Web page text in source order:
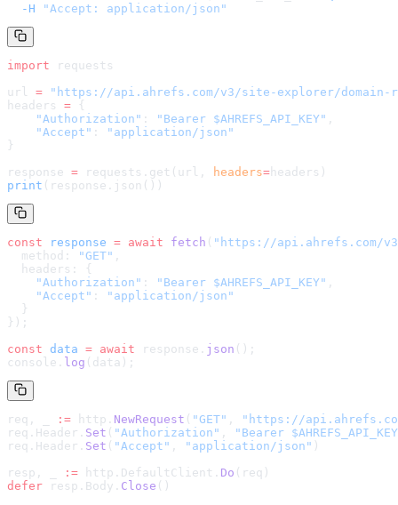
  -H
"Accept: application/json"
import requests
url = " https://api.ahrefs.com/v3/site-explorer/
headers = {
    "Authorization"
: "Bearer $AHREFS_API_KEY" ,
    "Accept"
:
"application/json"
}
response = requests.get(url, headers= headers )
print (response.json())
const response = await fetch ( " https://api.ahrefs.com/
  method:
"GET" ,
  headers: {
    "Authorization"
: "Bearer $AHREFS_API_KEY" ,
    "Accept"
:
"application/json"
  }
});
const data = await response. json ();
console. log (data);
req, _ := http. NewRequest ( "GET" , " https://
req.Header. Set ( "Authorization" ,
"Bearer
req.Header. Set ( "Accept" , "application/json" )
resp, _
:= http.DefaultClient. Do (req)
defer resp.Body. Close ()